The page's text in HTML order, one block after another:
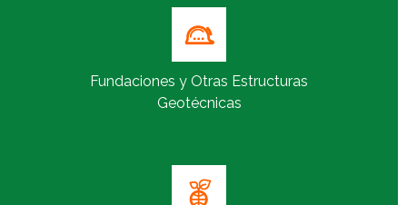
Fundaciones y Otras Estructuras
Geotécnicas